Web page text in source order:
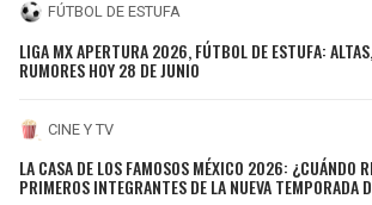
FÚTBOL DE ESTUFA
LIGA MX APERTURA 2026, FÚTBOL DE ESTUFA:
RUMORES HOY 28 DE JUNIO
CINE Y TV
LA CASA DE LOS FAMOSOS MÉXICO 2026: ¿CUÁNDO
PRIMEROS INTEGRANTES DE LA NUEVA TEMPORADA